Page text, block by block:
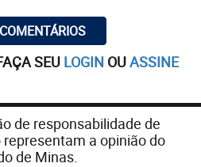
SEU LOGIN OUASSINE
de responsabilidade de
a opinião do
de Minas.